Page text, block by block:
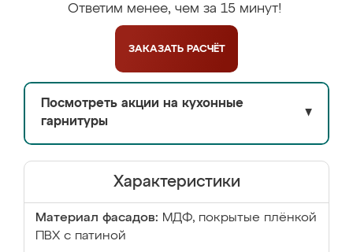
Ответим менее, чем за 15 минут!
ЗАКАЗАТЬ РАСЧЁТ
Посмотреть акции на кухонные
гарнитуры
▼
Характеристики
Материал фасадов: МДФ, покрытые плёнкой
ПВХ с патиной